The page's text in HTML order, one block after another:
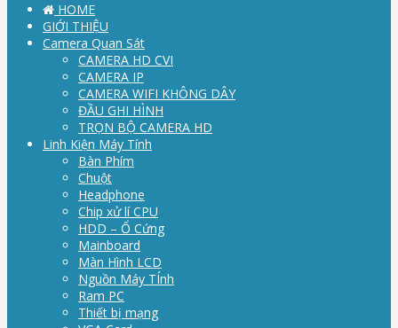
HOME
GIỚI THIỆU
Camera Quan Sát
CAMERA HD CVI
CAMERA IP
CAMERA WIFI KHÔNG DÂY
ĐẦU GHI HÌNH
TRỌN BỘ CAMERA HD
Linh Kiện Máy Tính
Bàn Phím
Chuột
Headphone
Chip xử lí CPU
HDD – Ổ Cứng
Mainboard
Màn Hình LCD
Nguồn Máy TÍnh
Ram PC
Thiết bị mạng